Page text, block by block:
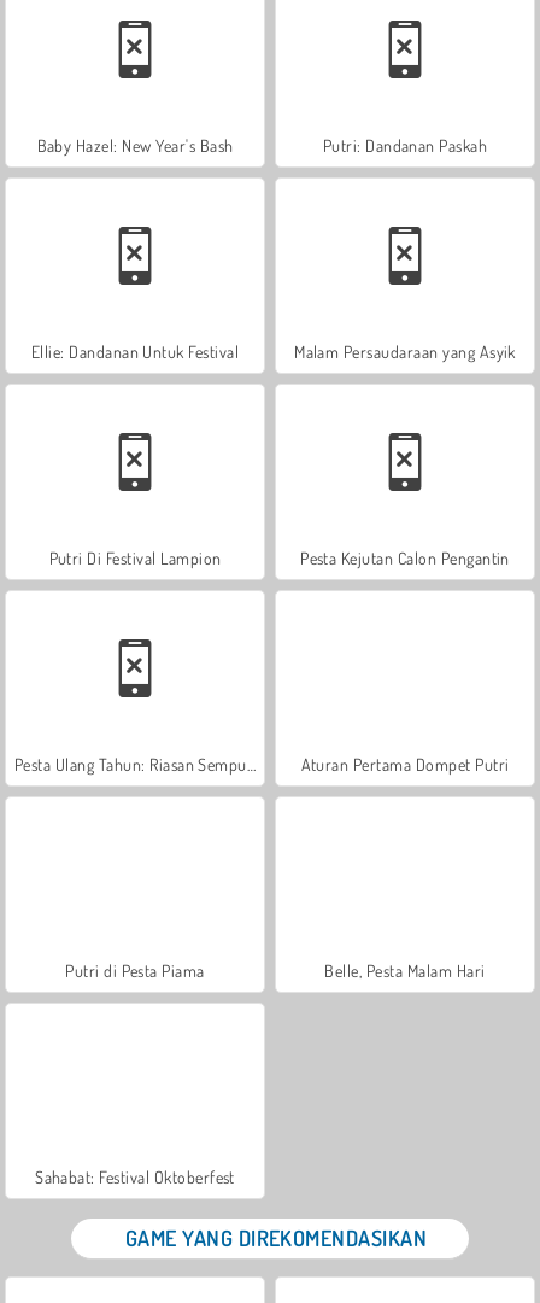
Baby Hazel: New Year's Bash Putri: Dandanan Paskah
Ellie: Dandanan Untuk Festival Malam Persaudaraan yang Asyik
Putri Di Festival Lampion Pesta Kejutan Calon Pengantin
Aturan Pertama Dompet Putri
Putri di Pesta Piama Belle, Pesta Malam Hari
Sahabat: Festival Oktoberfest
GAME YANG DIREKOMENDASIKAN